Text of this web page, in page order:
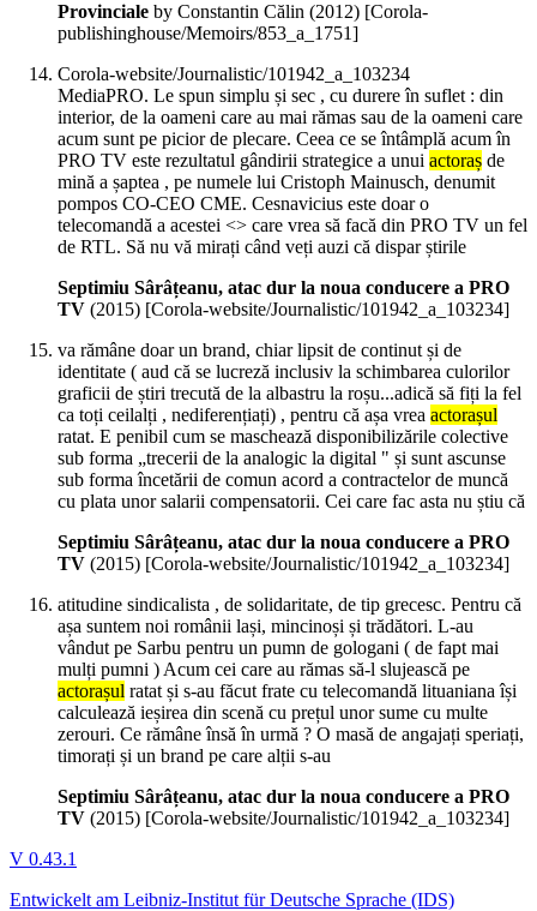
Provinciale by Constantin Călin (2012) [Corola-
publishinghouse/Memoirs/853_a_1751]
Corola-website/Journalistic/101942_a_103234
MediaPRO. Le spun simplu și sec , cu durere în suflet : din
interior, de la oameni care au mai rămas sau de la oameni care
acum sunt pe picior de plecare. Ceea ce se întâmplă acum în
PRO TV este rezultatul gândirii strategice a unui actoraș de
mină a șaptea , pe numele lui Cristoph Mainusch, denumit
pompos CO-CEO CME. Cesnavicius este doar o
telecomandă a acestei <> care vrea să facă din PRO TV un fel
de RTL. Să nu vă mirați când veți auzi că dispar știrile
Septimiu Sârâțeanu, atac dur la noua conducere a PRO
TV (2015) [Corola-website/Journalistic/101942_a_103234]
va rămâne doar un brand, chiar lipsit de continut și de
identitate ( aud că se lucreză inclusiv la schimbarea culorilor
graficii de știri trecută de la albastru la roșu...adică să fiți la fel
ca toți ceilalți , nediferențiați) , pentru că așa vrea actorașul
ratat. E penibil cum se maschează disponibilizările colective
sub forma „trecerii de la analogic la digital " și sunt ascunse
sub forma încetării de comun acord a contractelor de muncă
cu plata unor salarii compensatorii. Cei care fac asta nu știu că
Septimiu Sârâțeanu, atac dur la noua conducere a PRO
TV (2015) [Corola-website/Journalistic/101942_a_103234]
atitudine sindicalista , de solidaritate, de tip grecesc. Pentru că
așa suntem noi românii lași, mincinoși și trădători. L-au
vândut pe Sarbu pentru un pumn de gologani ( de fapt mai
mulți pumni ) Acum cei care au rămas să-l slujească pe
actorașul ratat și s-au făcut frate cu telecomandă lituaniana își
calculează ieșirea din scenă cu prețul unor sume cu multe
zerouri. Ce rămâne însă în urmă ? O masă de angajați speriați,
timorați și un brand pe care alții s-au
Septimiu Sârâțeanu, atac dur la noua conducere a PRO
TV (2015) [Corola-website/Journalistic/101942_a_103234]
V 0.43.1
Entwickelt am Leibniz-Institut für Deutsche Sprache (IDS)